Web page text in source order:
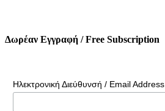
Δωρέαν Εγγραφή / Free Subscription
Ηλεκτρονική Διεύθυνσή / Email Address